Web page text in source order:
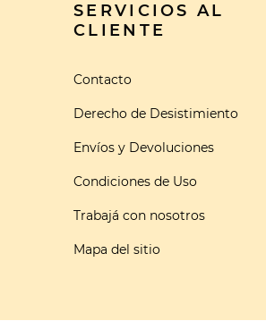
SERVICIOS AL
CLIENTE
Contacto
Derecho de Desistimiento
Envíos y Devoluciones
Condiciones de Uso
Trabajá con nosotros
Mapa del sitio